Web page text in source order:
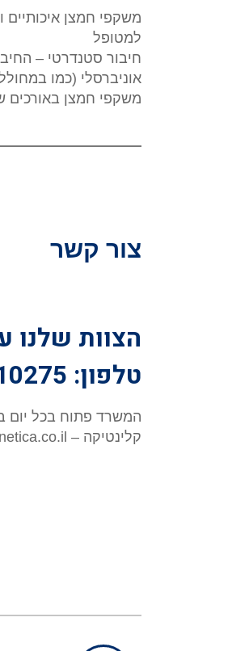
משקפי חמצן איכותיים
למטופל
חיבור סטנדרטי –
אוניברסלי (כמו
משקפי חמצן באורכים שונים : 2
צור קשר
הצוות שלנו
טלפון: 04-8810275
המשרד פתוח בכל יום בין
קלינטיקה – info@cleanetica.co.il